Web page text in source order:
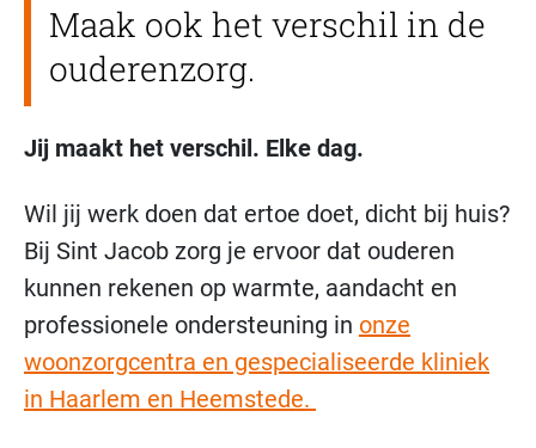
Maak ook het verschil in de
ouderenzorg.
Jij maakt het verschil. Elke dag.
Wil jij werk doen dat ertoe doet, dicht bij huis?
Bij Sint Jacob zorg je ervoor dat ouderen
kunnen rekenen op warmte, aandacht en
professionele ondersteuning in onze
woonzorgcentra en gespecialiseerde kliniek
in Haarlem en Heemstede.